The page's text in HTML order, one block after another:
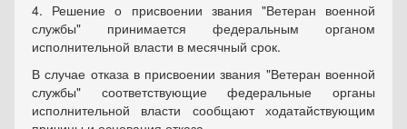
4. Решение о присвоении звания "Ветеран военной
службы" принимается федеральным органом
исполнительной власти в месячный срок.
В случае отказа в присвоении звания "Ветеран военной
службы" соответствующие федеральные органы
исполнительной власти сообщают ходатайствующим